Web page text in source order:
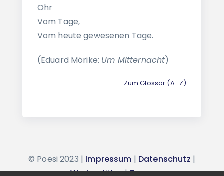
Ohr
Vom Tage,
Vom heute gewesenen Tage.
(Eduard Mörike: Um Mitternacht)
Zum Glossar (A–Z)
© Poesi 2023 | Impressum | Datenschutz |
Werbeplätze|Team